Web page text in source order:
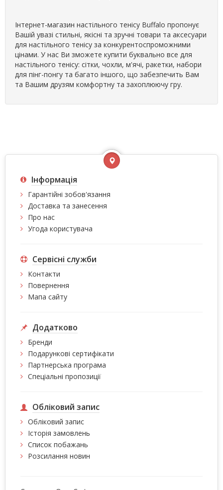
Інтернет-магазин настільного тенісу Buffalo пропонує
Вашій увазі стильні, якісні та зручні товари та аксесуари
для настільного тенісу за конкурентоспроможними
цінами. У нас Ви зможете купити буквально все для
настільного тенісу: сітки, чохли, м'ячі, ракетки, набори
для пінг-понгу та багато іншого, що забезпечить Вам
та Вашим друзям комфортну та захоплюючу гру.
Інформація
Гарантійні зобов'язання
Доставка та занесення
Про нас
Угода користувача
Сервісні служби
Контакти
Повернення
Мапа сайту
Додатково
Бренди
Подарункові сертифікати
Партнерська програма
Спеціальні пропозиції
Обліковий запис
Обліковий запис
Історія замовлень
Список побажань
Розсилання новин